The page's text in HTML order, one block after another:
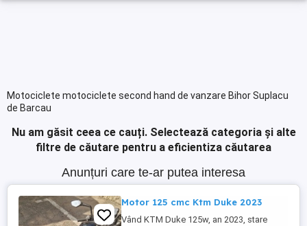
Motociclete motociclete second hand de vanzare Bihor Suplacu
de Barcau
Nu am găsit ceea ce cauți. Selectează categoria și alte
filtre de căutare pentru a eficientiza căutarea
Anunțuri care te-ar putea interesa
Motor 125 cmc Ktm Duke 2023
Vând KTM Duke 125w, an 2023, stare